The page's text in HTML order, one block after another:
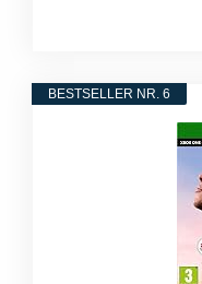
BESTSELLER NR. 6